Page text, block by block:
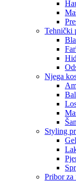
Tehnički
Njega
Styling
Pribor za